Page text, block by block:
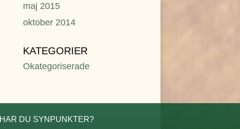
maj 2015
oktober 2014
KATEGORIER
Okategoriserade
HAR DU SYNPUNKTER?